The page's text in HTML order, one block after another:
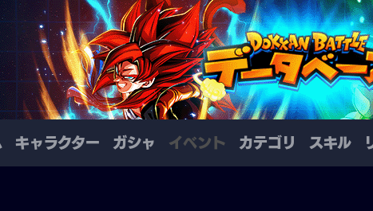
キャラクター ガシャ イベント カテゴリ スキル